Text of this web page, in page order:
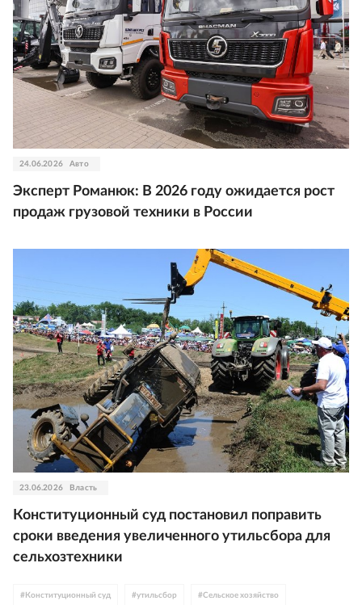
24.06.2026 Авто
Эксперт Романюк: В 2026 году ожидается рост
продаж грузовой техники в России
23.06.2026 Власть
Конституционный суд постановил поправить
сроки введения увеличенного утильсбора для
сельхозтехники
# Конституционный суд #утильсбор #Сельское хозяйство